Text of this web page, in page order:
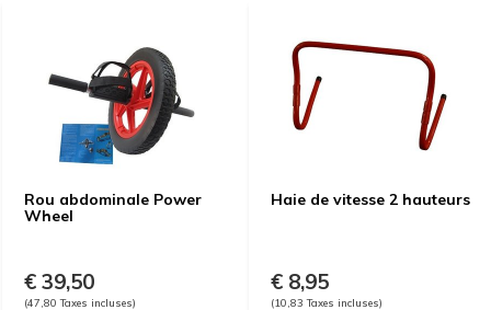
Rou abdominale Power
Wheel
€ 39,50
(47,80 Taxes incluses)
Haie de vitesse 2 hauteurs
€ 8,95
(10,83 Taxes incluses)